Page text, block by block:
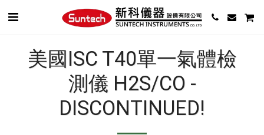
美國ISC T40單一氣體檢
測儀 H2S/CO -
DISCONTINUED!